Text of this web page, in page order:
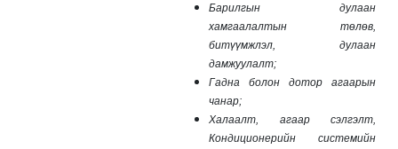
Барилгын дулаан
хамгаалалтын төлөв,
битүүмжлэл, дулаан
дамжуулалт;
Гадна болон дотор агаарын
чанар;
Халаалт, агаар сэлгэлт,
Кондиционерийн системийн